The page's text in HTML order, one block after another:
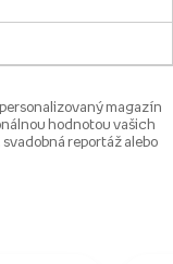
magazín
hodnotou vašich
reportáž alebo